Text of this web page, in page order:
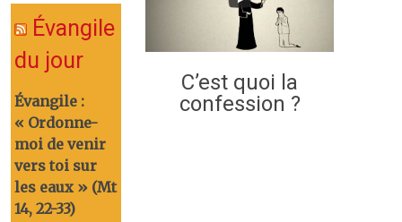
Évangile
du jour
Évangile :
« Ordonne-
moi de venir
vers toi sur
les eaux » (Mt
14, 22-33)
C’est quoi la
confession ?